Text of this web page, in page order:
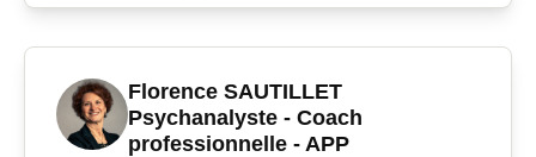
Florence SAUTILLET
Psychanalyste - Coach
professionnelle - APP